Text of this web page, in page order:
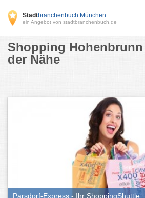
Stadtbranchenbuch München
ein Angebot von stadtbranchenbuch.de
Shopping
der Nähe
Parsdorf-Express - Ihr ShoppingShuttle